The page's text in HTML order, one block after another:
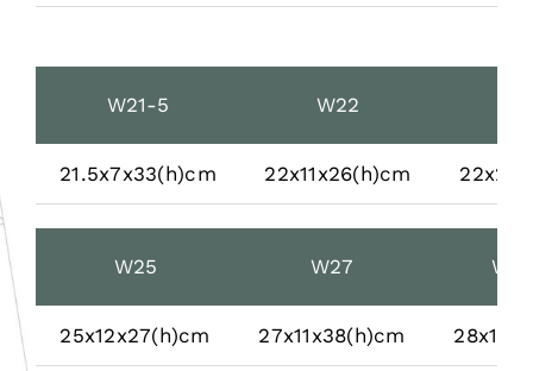
W21-5 W22
21.5x7x33(h)cm 22x11x26(h)cm
W25 W27
25x12x27(h)cm 27x11x38(h)cm